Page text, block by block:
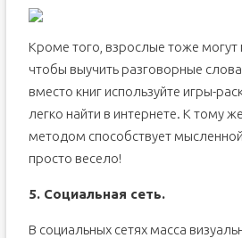
Кроме того, взрослые тоже могут
чтобы выучить разговорные
вместо книг используйте игры-
легко найти в интернете. К тому
методом способствует
просто весело!
5. Социальная сеть.
В социальных сетях масса